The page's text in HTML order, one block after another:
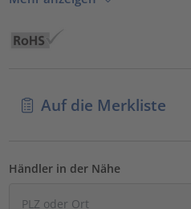
Auf die Merkliste
Händler in der Nähe